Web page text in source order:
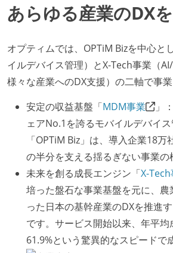
あらゆる産業のDX
オプティムでは、OPTiM Bizを中心と
イルデバイス管理）とX-Tech事業（
様々な産業へのDX支援）の二軸で事業
安定の収益基盤「MDM事業
」
ェアNo.1を誇るモバイルデバイ
「OPTiM Biz」は、導入企業18
の半分を支える揺るぎない事業の
未来を創る成長エンジン「X-
培った盤石な事業基盤を元に、
った日本の基幹産業のDXを推進
です。サービス開始以来、年平均
61.9%という驚異的なスピードで